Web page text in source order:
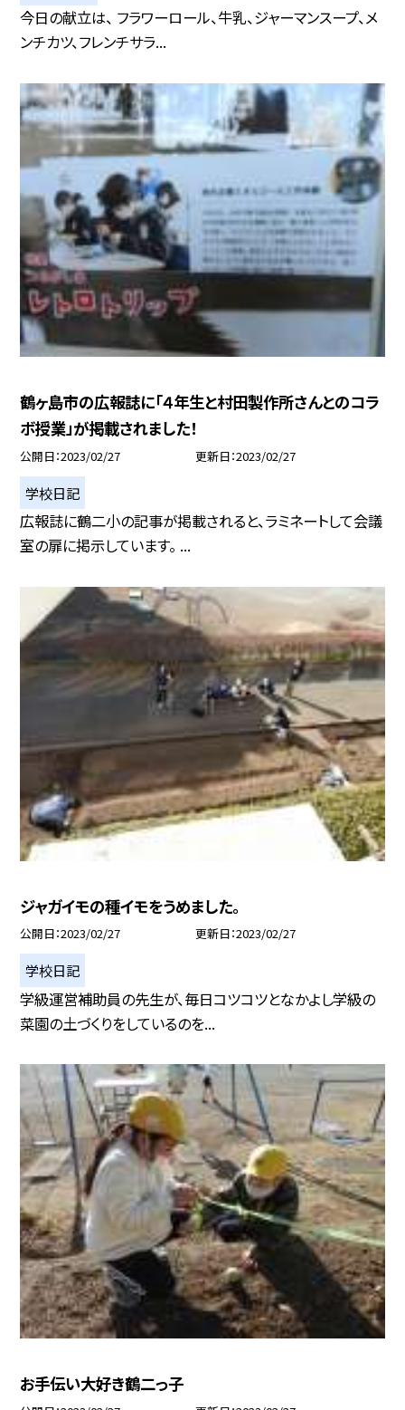
今日の献立は、 フラワーロール、牛乳、ジャーマンスープ、メ
ンチカツ、フレンチサラ...
鶴ヶ島市の広報誌に「４年生と村田製作所さんとのコラ
ボ授業」が掲載されました！
公開日 2023/02/27 更新日 2023/02/27
学校日記
広報誌に鶴二小の記事が掲載されると、ラミネートして会議
室の扉に掲示しています。 ...
ジャガイモの種イモをうめました。
公開日 2023/02/27 更新日 2023/02/27
学校日記
学級運営補助員の先生が、毎日コツコツとなかよし学級の
菜園の土づくりをしているのを...
お手伝い大好き鶴二っ子